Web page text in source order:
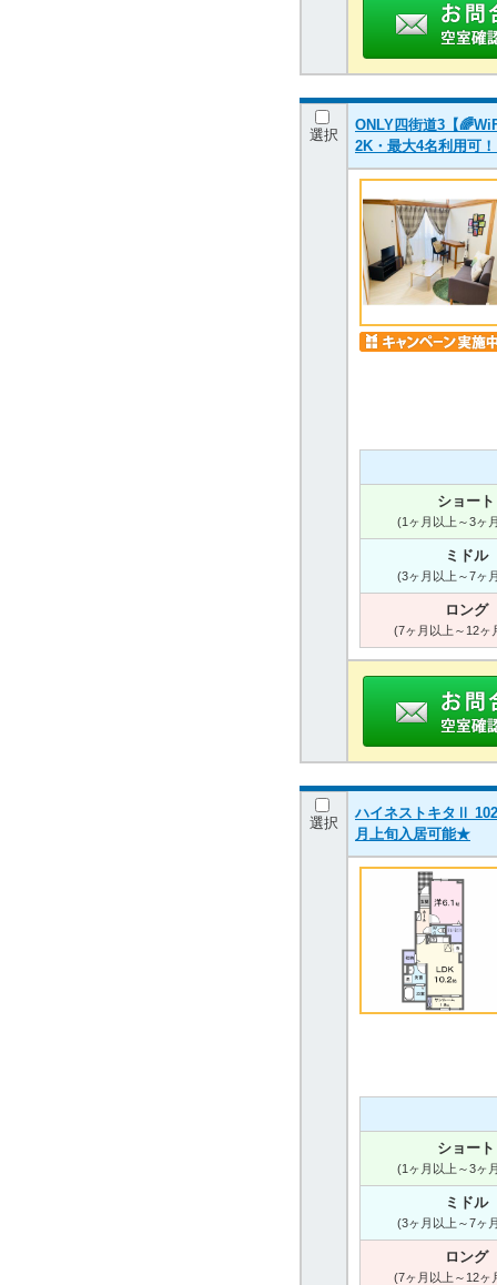
選択
ONLY四街道3【
2K・最大4名利用可
ショート
(1ヶ月以上～3ヶ
ミドル
(3ヶ月以上～7ヶ
ロング
(7ヶ月以上～12ヶ
選択
ハイネストキタⅡ
月上旬入居可能★
ショート
(1ヶ月以上～3ヶ
ミドル
(3ヶ月以上～7ヶ
ロング
(7ヶ月以上～12ヶ